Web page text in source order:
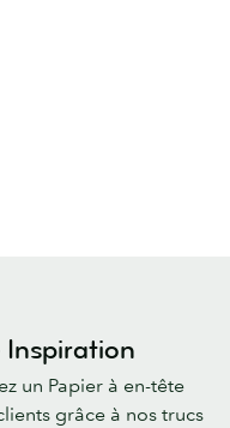
un Papier à en-tête
grâce à nos trucs